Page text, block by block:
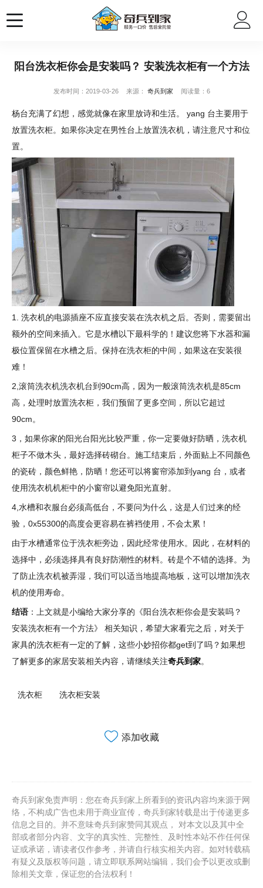
阳台洗衣柜你会是安装吗？ 安装洗衣柜有一个方法
发布时间：2019-03-26 来源： 奇兵到家 阅读量：6
杨台充满了幻想，感觉就像在家里放诗和生活。 yang 台主要用于
放置洗衣柜。如果你决定在男性台上放置洗衣机，请注意尺寸和位
置。
1. 洗衣机的电源插座不应直接安装在洗衣机之后。否则，需要留出
额外的空间来插入。它是水槽以下最科学的！建议您将下水器和漏
极位置保留在水槽之后。保持在洗衣柜的中间，如果这在安装很
难！
2,滚筒洗衣机洗衣机台到90cm高，因为一般滚筒洗衣机是85cm
高，处理时放置洗衣柜，我们预留了更多空间，所以它超过
90cm。
3，如果你家的阳光台阳光比较严重，你一定要做好防晒，洗衣机
柜子不做木头，最好选择砖砌台。施工结束后，外面贴上不同颜色
的瓷砖，颜色鲜艳，防晒！您还可以将窗帘添加到yang 台，或者
使用洗衣机机柜中的小窗帘以避免阳光直射。
4,水槽和衣服台必须高低台，不要问为什么，这是人们过来的经
验，0x55300的高度会更容易在裤裆使用，不会太累！
由于水槽通常位于洗衣柜旁边，因此经常使用水。因此，在材料的
选择中，必须选择具有良好防潮性的材料。砖是个不错的选择。为
了防止洗衣机被弄湿，我们可以适当地提高地板，这可以增加洗衣
机的使用寿命。
结语 ：上文就是小编给大家分享的《阳台洗衣柜你会是安装吗？
安装洗衣柜有一个方法》 相关知识，希望大家看完之后，对关于
家具的洗衣柜有一定的了解，这些小妙招你都get到了吗？如果想
了解更多的家居安装相关内容，请继续关注奇兵到家。
洗衣柜 洗衣柜安装
添加收藏
奇兵到家免责声明：您在奇兵到家上所看到的资讯内容均来源于网
络，不构成广告也未用于商业宣传，奇兵到家转载是出于传递更多
信息之目的。并不意味奇兵到家赞同其观点， 对本文以及其中全
部或者部分内容、文字的真实性、完整性、及时性本站不作任何保
证或承诺，请读者仅作参考，并请自行核实相关内容。如对转载稿
有疑义及版权等问题，请立即联系网站编辑，我们会予以更改或删
除相关文章，保证您的合法权利！